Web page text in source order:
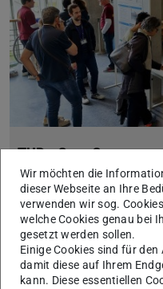
TUDa OpenCampus
MaWi weckt
27.05.2025
Der Fachbereich
einem vielfältigen
Darmstadt an der Lichtwiese.
Der Fachbereich
einem vielfältigen
Darmstadt an der
Wir möchten die
dieser Webseite an Ihre
verwenden wir sog.
welche Cookies genau bei
gesetzt werden sollen.
Einige Cookies sind für
damit diese auf Ihrem
kann. Diese essentiellen